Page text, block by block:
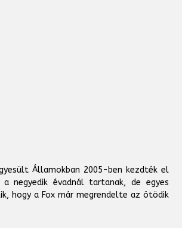
Államokban 2005-ben kezdték el
negyedik évadnál tartanak, de egyes
hogy a Fox már megrendelte az ötödik